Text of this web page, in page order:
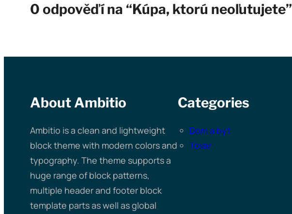
0 odpověďí na “Kúpa, ktorú neoľutujete”
About Ambitio
Ambitio is a clean and lightweight
block theme with modern colors and
typography. The theme supports a
huge range of block patterns,
multiple header and footer block
template parts as well as global
Categories
Dom a byt
Tovar